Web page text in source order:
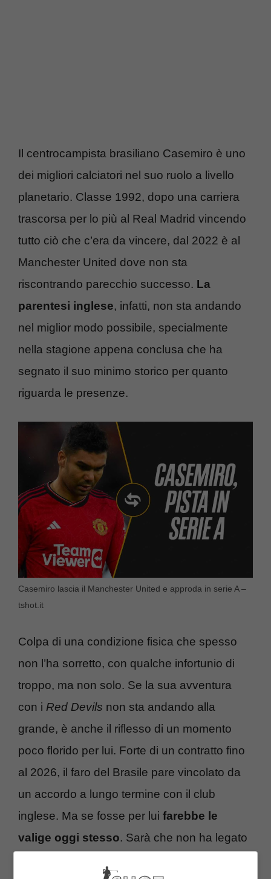
Il centrocampista brasiliano Casemiro è uno
dei migliori calciatori nel suo ruolo a livello
planetario. Classe 1992, dopo una carriera
trascorsa per lo più al Real Madrid vincendo
tutto ciò che c’era da vincere, dal 2022 è al
Manchester United dove non sta
riscontrando parecchio successo. La
parentesi inglese, infatti, non sta andando
nel miglior modo possibile, specialmente
nella stagione appena conclusa che ha
segnato il suo minimo storico per quanto
riguarda le presenze.
Casemiro lascia il Manchester United e approda in serie A –
tshot.it
Colpa di una condizione fisica che spesso
non l’ha sorretto, con qualche infortunio di
troppo, ma non solo. Se la sua avventura
con i Red Devils non sta andando alla
grande, è anche il riflesso di un momento
poco florido per lui. Forte di un contratto fino
al 2026, il faro del Brasile pare vincolato da
un accordo a lungo termine con il club
inglese. Ma se fosse per lui farebbe le
valige oggi stesso. Sarà che non ha legato